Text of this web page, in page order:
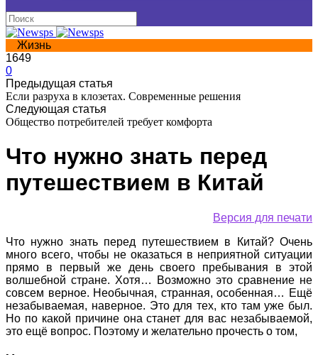
Жизнь
1649
0
Предыдущая статья
Если разруха в клозетах. Современные решения
Следующая статья
Общество потребителей требует комфорта
Что нужно знать перед
путешествием в Китай
Версия для печати
Что нужно знать перед путешествием в Китай? Очень
много всего, чтобы не оказаться в неприятной ситуации
прямо в первый же день своего пребывания в этой
волшебной стране. Хотя… Возможно это сравнение не
совсем верное. Необычная, странная, особенная… Ещё
незабываемая, наверное. Это для тех, кто там уже был.
Но по какой причине она станет для вас незабываемой,
это ещё вопрос. Поэтому и желательно прочесть о том,